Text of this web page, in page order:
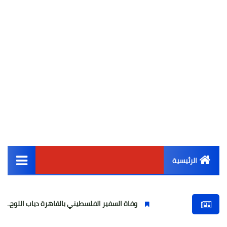
الرئيسية
أخبار مصر
وفاة السفير الفلسطيني بالقاهرة دياب اللوح.. مسيرة وطنية